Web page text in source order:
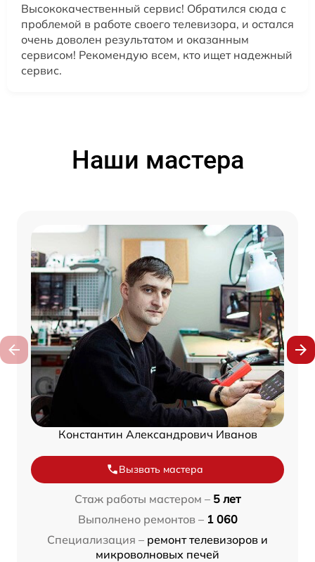
Высококачественный сервис! Обратился сюда с
проблемой в работе своего телевизора, и остался
очень доволен результатом и оказанным
сервисом! Рекомендую всем, кто ищет надежный
сервис.
Наши мастера
Константин Александрович Иванов
Вызвать мастера
Стаж работы мастером – 5 лет
Выполнено ремонтов – 1 060
Специализация – ремонт телевизоров и
микроволновых печей